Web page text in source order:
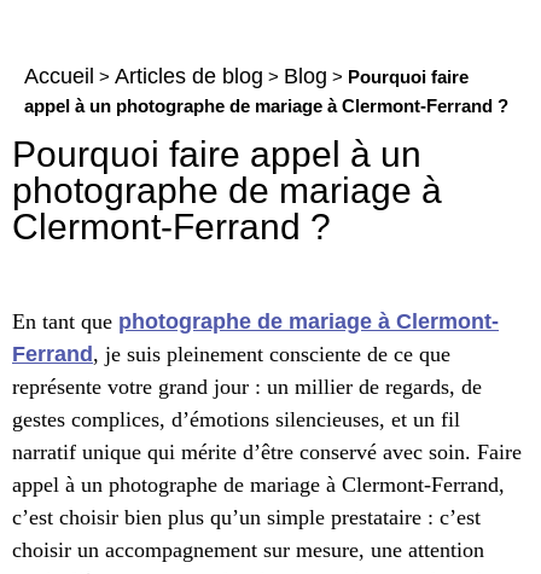
Accueil > Articles de blog > Blog > Pourquoi faire
appel à un photographe de mariage à Clermont-Ferrand ?
Pourquoi faire appel à un
photographe de mariage à
Clermont-Ferrand ?
En tant que photographe de mariage à Clermont-
Ferrand , je suis pleinement consciente de ce que
représente votre grand jour : un millier de regards, de
gestes complices, d’émotions silencieuses, et un fil
narratif unique qui mérite d’être conservé avec soin. Faire
appel à un photographe de mariage à Clermont-Ferrand,
c’est choisir bien plus qu’un simple prestataire : c’est
choisir un accompagnement sur mesure, une attention